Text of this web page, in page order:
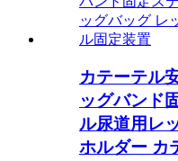
カテーテル
ッグバンド
ル尿道用レ
ホルダー カ